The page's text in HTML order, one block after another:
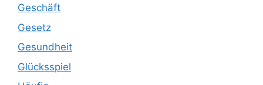
Geschäft
Gesetz
Gesundheit
Glücksspiel